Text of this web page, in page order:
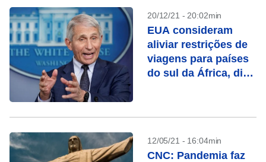
20/12/21 - 20:02min
EUA consideram
aliviar restrições de
viagens para países
do sul da África, diz
12/05/21 - 16:04min
CNC: Pandemia faz